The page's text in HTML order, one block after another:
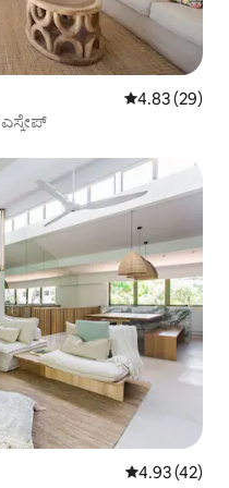
5 ರಲ್ಲಿ 4.83
4.83 (29)
5 ರಲ್ಲಿ 4.93
4.93 (42)